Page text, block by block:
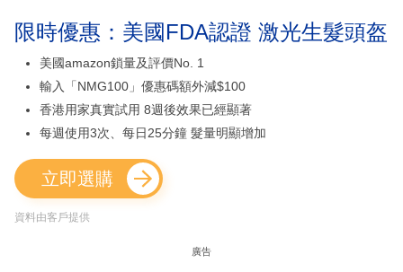
限時優惠：美國FDA認證 激光生髮頭盔
美國amazon鎖量及評價No. 1
輸入「NMG100」優惠碼額外減$100
香港用家真實試用 8週後效果已經顯著
每週使用3次、每日25分鐘 髮量明顯增加
立即選購
資料由客戶提供
廣告